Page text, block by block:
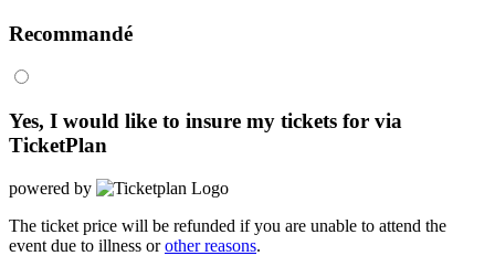
Recommandé
Yes, I would like to insure my tickets for via
TicketPlan
powered by
The ticket price will be refunded if you are unable to attend the
event due to illness orother reasons.